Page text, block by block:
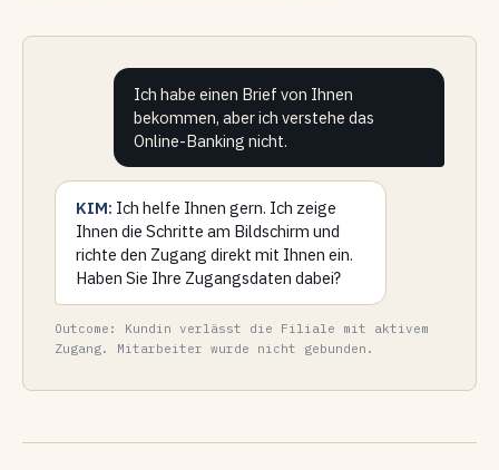
Ich habe einen Brief von Ihnen
bekommen, aber ich verstehe das
Online-Banking nicht.
KIM: Ich helfe Ihnen gern. Ich zeige
Ihnen die Schritte am Bildschirm und
richte den Zugang direkt mit Ihnen ein.
Haben Sie Ihre Zugangsdaten dabei?
Outcome: Kundin verlässt die Filiale mit aktivem
Zugang. Mitarbeiter wurde nicht gebunden.